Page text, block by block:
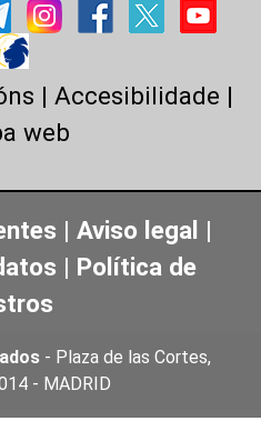
|Accesibilidade |
web
| Aviso legal |
| Política de
- Plaza de las Cortes,
- MADRID